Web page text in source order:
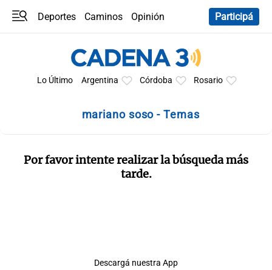
Deportes Caminos
Opinión
Participá
Lo Último Argentina Córdoba Rosario
mariano soso - Temas
Por favor intente realizar la búsqueda más
tarde.
Descargá nuestra App